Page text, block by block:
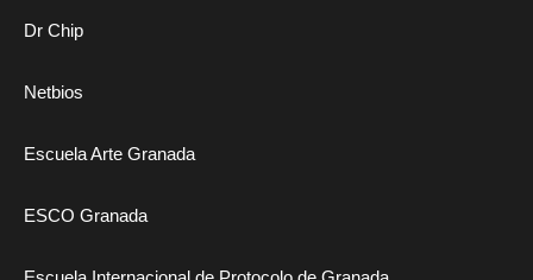
Dr Chip
Netbios
Escuela Arte Granada
ESCO Granada